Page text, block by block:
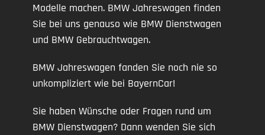
Modelle machen. BMW Jahreswagen finden
Sie bei uns genauso wie BMW Dienstwagen
und BMW Gebrauchtwagen.
BMW Jahreswagen fanden Sie noch nie so
unkompliziert wie bei BayernCar!
Sie haben Wünsche oder Fragen rund um
BMW Dienstwagen? Dann wenden Sie sich